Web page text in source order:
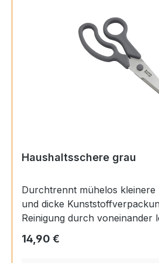
Haushaltsschere grau
Durchtrennt mühelos
und dicke
Reinigung durch voneinander
KräuterErgonomische
Regulärer Preis:
14,90 €